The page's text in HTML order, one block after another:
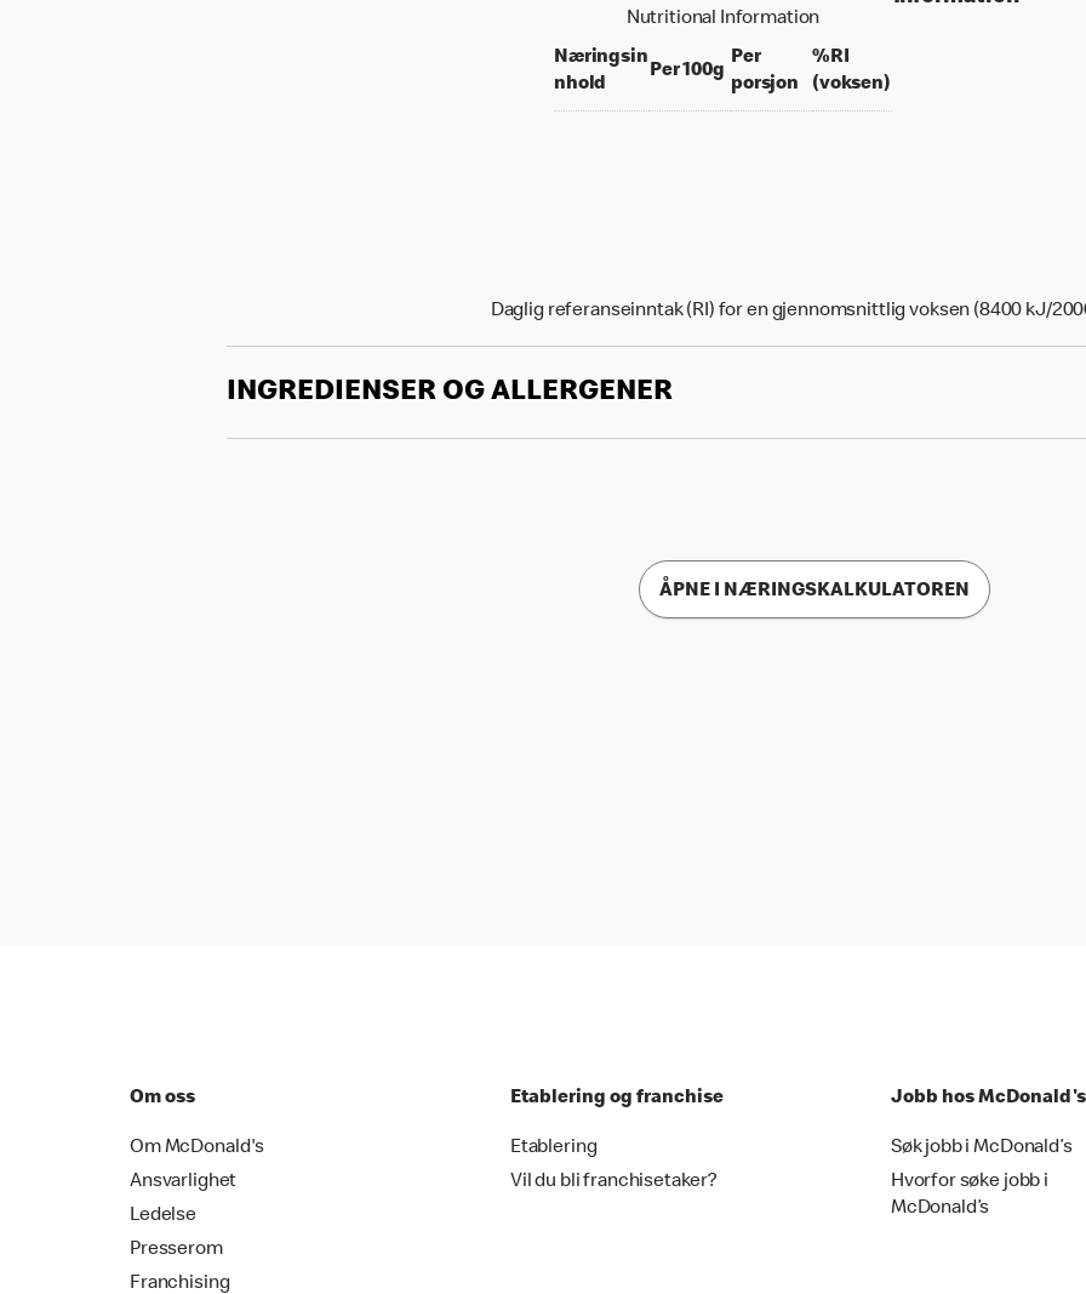
Nutritional Information
Næringsin
nhold
Per 100gper 100 grams
Per
porsjonper portion
%RI
(voksen)% daily value for an
Daglig referanseinntak (RI) for en gjennomsnittlig voksen (8400 kJ/
INGREDIENSER OG ALLERGENER
ÅPNE I NÆRINGSKALKULATOREN
Om oss
Om McDonald's
Ansvarlighet
Ledelse
Presserom
Franchising
Etablering og franchise
Etablering
Vil du bli franchisetaker?
Jobb hos McDonald's
Søk jobb i McDonald’s
Hvorfor søke jobb i
McDonald’s